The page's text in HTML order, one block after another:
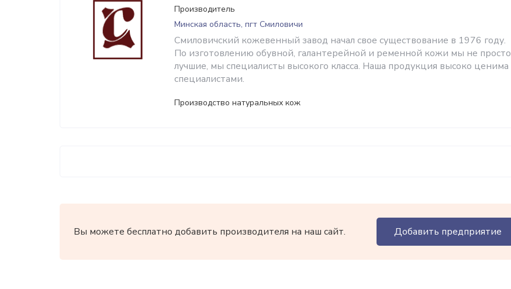
Производитель
Минская область, пгт Смиловичи
Смиловичский кожевенный завод начал свое существование в 1976 году.
По изготовлению обувной, галантерейной и ременной кожи мы не просто
лучшие, мы специалисты высокого класса. Наша продукция высоко ценима
специалистами.
Производство натуральных кож
Вы можете бесплатно добавить производителя на наш сайт. Добавить предприятие